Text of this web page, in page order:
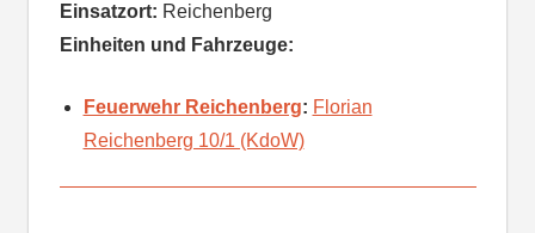
Einsatzort: Reichenberg
Einheiten und Fahrzeuge:
Feuerwehr Reichenberg: Florian
Reichenberg 10/1 (KdoW)